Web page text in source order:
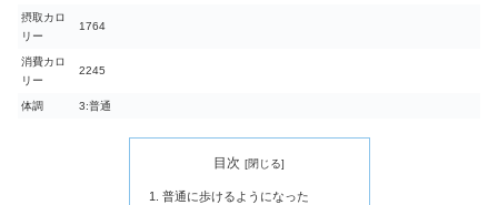
摂取カロ
リー
1764
消費カロ
リー
2245
体調 3:普通
目次
普通に歩けるようになった